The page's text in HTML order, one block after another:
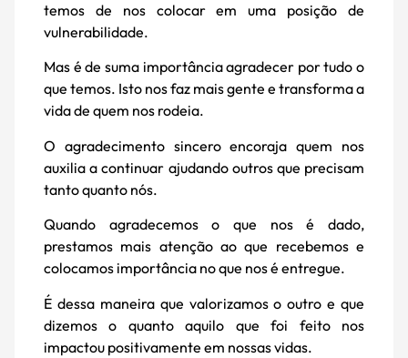
temos de nos colocar em uma posição de
vulnerabilidade.
Mas é de suma importância agradecer por tudo o
que temos. Isto nos faz mais gente e transforma a
vida de quem nos rodeia.
O agradecimento sincero encoraja quem nos
auxilia a continuar ajudando outros que precisam
tanto quanto nós.
Quando agradecemos o que nos é dado,
prestamos mais atenção ao que recebemos e
colocamos importância no que nos é entregue.
É dessa maneira que valorizamos o outro e que
dizemos o quanto aquilo que foi feito nos
impactou positivamente em nossas vidas.